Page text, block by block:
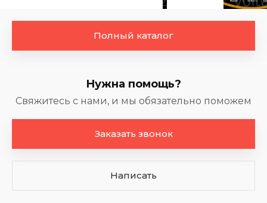
Полный каталог
Нужна помощь?
Свяжитесь с нами, и мы обязательно поможем
Заказать звонок
Написать